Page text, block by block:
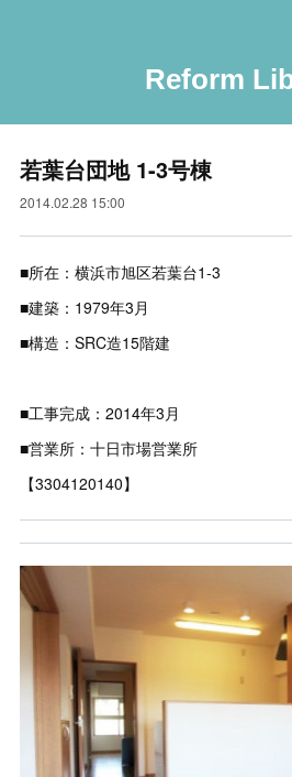
Reform
若葉台団地 1-3号棟
2014.02.28 15:00
■所在：横浜市旭区若葉台1-3
■建築：1979年3月
■構造：SRC造15階建
■工事完成：2014年3月
■営業所：十日市場営業所
【3304120140】